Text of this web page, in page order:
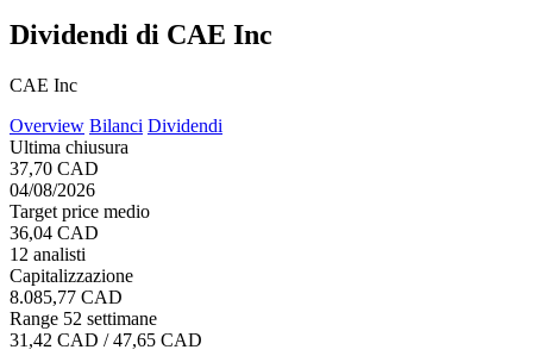
Dividendi di CAE Inc
CAE Inc
Overview Bilanci Dividendi
Ultima chiusura
37,70 CAD
04/08/2026
Target price medio
36,04 CAD
12 analisti
Capitalizzazione
8.085,77 CAD
Range 52 settimane
31,42 CAD / 47,65 CAD